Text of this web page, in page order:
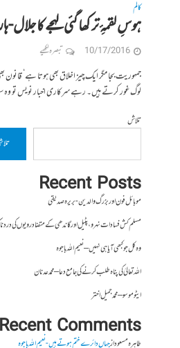
کالم
ہوسِ لقمۂِ تر کھا گئی لہجے کا جلال-
10/17/2016 تبصرہ لکھیے
جمہوریت بجا مگر ایک چیز اخلاق بھی ہوتا ہے‘
لوگ غور کرتے ہیں۔ رہے سرکاری اخبار نویس تو وہ
تلاش
Recent Posts
موبائل فون اور بزرگ والدین- بریرہ صدیقی
مسلم کش فسادات نہرو، پٹیل اور گاندھی کے متضاد رویوں کی درد ناک داستان
وہ کل جو کبھی آیا ہی نہیں – نعیم اللہ باجوہ
اللہ تعالیٰ کی پناہ طلب کرنے کی جامع دعا – محمد عدنان
ایٹوموسو – محمد جمیل اختر
Recent Comments
طاہرہ مسعودازجہاں دائرے ختم ہوتے ہیں- نعیم اللہ باجوہ